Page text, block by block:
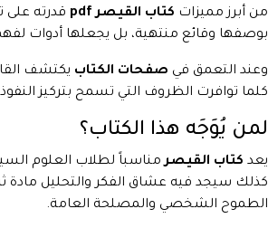
من أبرز مميزات كتاب القيصر pdf
قدرته على
بوصفها وقائع منتهية، بل يجعلها أدوات
وعند التعمق في صفحات الكتاب يكتشف
كلما توافرت الظروف التي تسمح بتركيز
لمن يُوَجَه هذا الكتاب؟
يعد كتاب القيصرمناسباً لطلاب العلوم
كذلك سيجد فيه عشاق الفكر والتحليل مادة
الطموح الشخصي والمصلحة العامة.